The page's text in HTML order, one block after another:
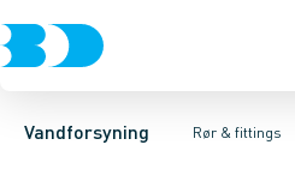
Vandforsyning Rør & fittings
Rør & fittingsKoblinger &
PE rørPE EL fittingsPE fittings
VinklerT-stykker Svejsemuffer